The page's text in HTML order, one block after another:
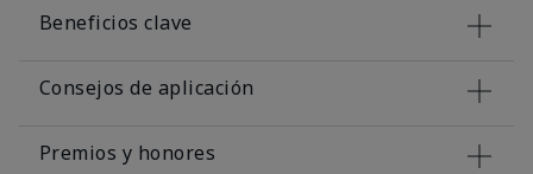
Beneficios clave
Consejos de aplicación
Premios y honores